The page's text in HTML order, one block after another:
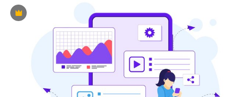
Premium